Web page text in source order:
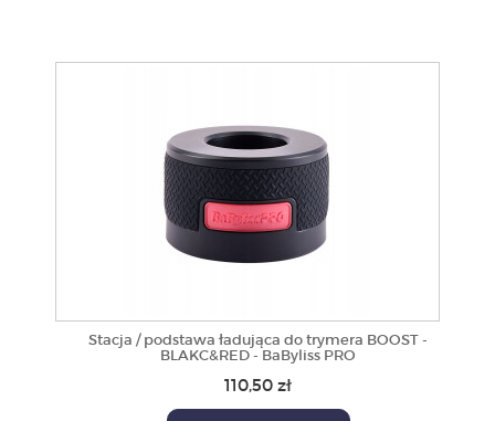
Stacja / podstawa ładująca do trymera BOOST -
BLAKC&RED - BaByliss PRO
110,50 zł